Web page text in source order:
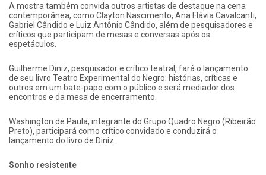
A mostra também convida outros artistas de destaque na cena
contemporânea, como Clayton Nascimento, Ana Flávia Cavalcanti,
Gabriel Cândido e Luiz Antônio Cândido, além de pesquisadores e
críticos que participam de mesas e conversas após os
espetáculos.
Guilherme Diniz, pesquisador e crítico teatral, fará o lançamento
de seu livro Teatro Experimental do Negro: histórias, críticas e
outros em um bate-papo com o público e será mediador dos
encontros e da mesa de encerramento.
Washington de Paula, integrante do Grupo Quadro Negro (Ribeirão
Preto), participará como crítico convidado e conduzirá o
lançamento do livro de Diniz.
Sonho resistente